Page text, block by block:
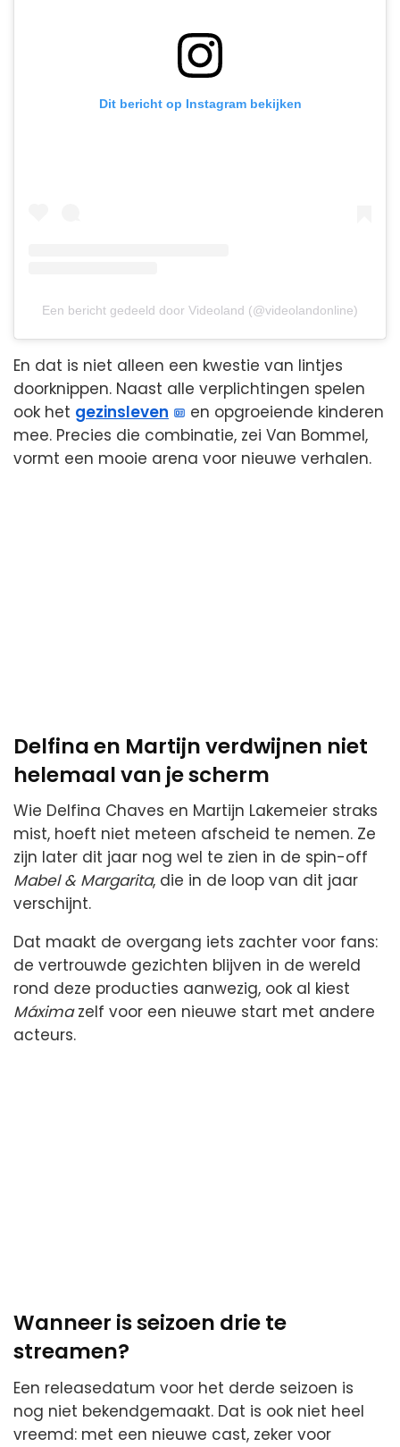
Dit bericht op Instagram bekijken
Een bericht gedeeld door Videoland (@videolandonline)
En dat is niet alleen een kwestie van lintjes
doorknippen. Naast alle verplichtingen spelen
ook het gezinsleven
en opgroeiende kinderen
mee. Precies die combinatie, zei Van Bommel,
vormt een mooie arena voor nieuwe verhalen.
Delfina en Martijn verdwijnen niet
helemaal van je scherm
Wie Delfina Chaves en Martijn Lakemeier straks
mist, hoeft niet meteen afscheid te nemen. Ze
zijn later dit jaar nog wel te zien in de spin-off
Mabel & Margarita, die in de loop van dit jaar
verschijnt.
Dat maakt de overgang iets zachter voor fans:
de vertrouwde gezichten blijven in de wereld
rond deze producties aanwezig, ook al kiest
Máximazelf voor een nieuwe start met andere
acteurs.
Wanneer is seizoen drie te
streamen?
Een releasedatum voor het derde seizoen is
nog niet bekendgemaakt. Dat is ook niet heel
vreemd: met een nieuwe cast, zeker voor